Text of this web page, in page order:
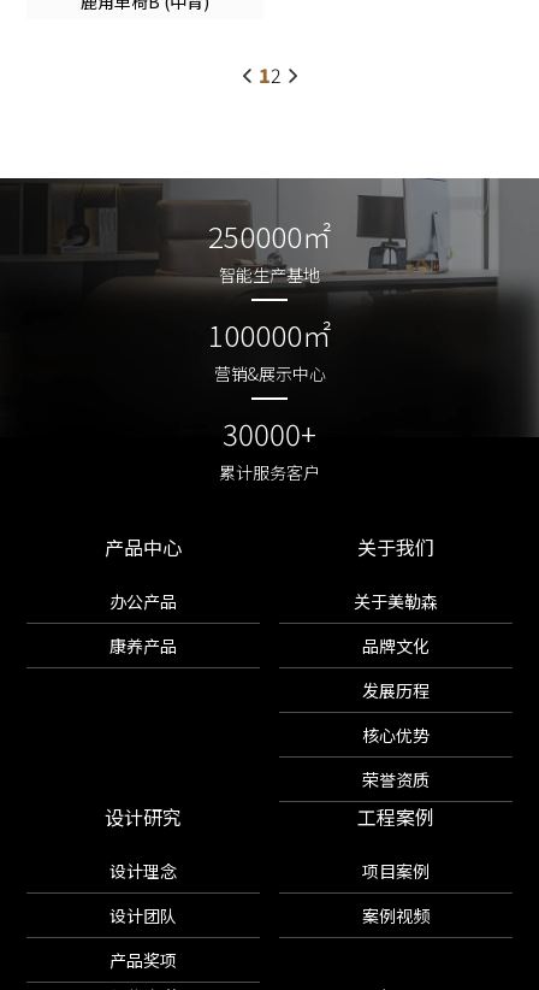
12
250000㎡
智能生产基地
100000㎡
营销&展示中心
30000+
累计服务客户
250000㎡
智能生产基地
100000㎡
营销&展示中心
30000+
累计服务客户
产品中心
办公产品
康养产品
关于我们
关于美勒森
品牌文化
发展历程
核心优势
荣誉资质
设计研究
设计理念
设计团队
产品奖项
工程案例
项目案例
案例视频